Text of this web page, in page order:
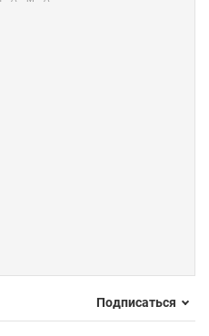
Подписаться